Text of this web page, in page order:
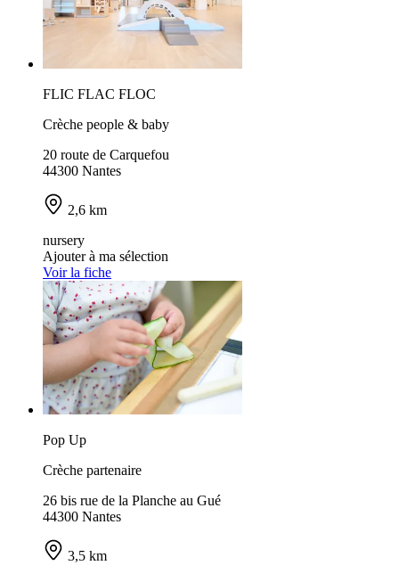
FLIC FLAC FLOC
Crèche people & baby
20 route de Carquefou
44300 Nantes
2,6 km
nursery
Ajouter à ma sélection
Voir la fiche
Pop Up
Crèche partenaire
26 bis rue de la Planche au Gué
44300 Nantes
3,5 km